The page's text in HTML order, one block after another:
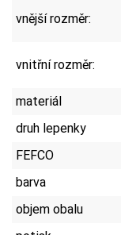
vnější rozměr:
vnitřní rozměr:
materiál
druh lepenky
FEFCO
barva
objem obalu